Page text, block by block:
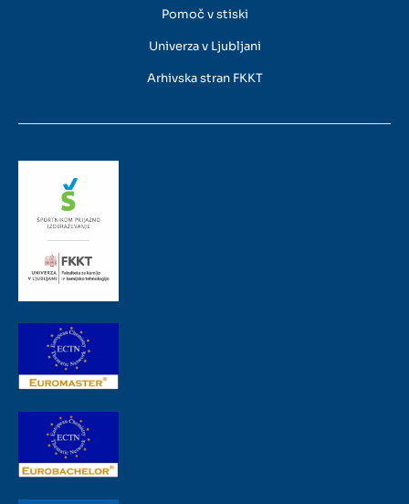
Pomoč v stiski
Univerza v Ljubljani
Arhivska stran FKKT